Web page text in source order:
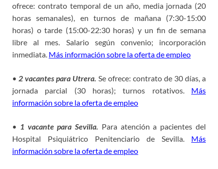
ofrece: contrato temporal de un año, media jornada (20
horas semanales), en turnos de mañana (7:30-15:00
horas) o tarde (15:00-22:30 horas) y un fin de semana
libre al mes. Salario según convenio; incorporación
inmediata. Más información sobre la oferta de empleo
• 2 vacantes para Utrera. Se ofrece: contrato de 30 días, a
jornada parcial (30 horas); turnos rotativos. Más
información sobre la oferta de empleo
• 1 vacante para Sevilla.
Para atención a pacientes del
Hospital Psiquiátrico Penitenciario de Sevilla. Más
información sobre la oferta de empleo